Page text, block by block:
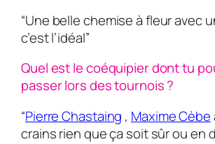
“Une belle chemise à fleur avec
c’est l’idéal”
Quel est le coéquipier dont tu
passer lors des tournois ?
“Pierre Chastaing , Maxime Cèbe
crains rien que ça soit sûr ou en